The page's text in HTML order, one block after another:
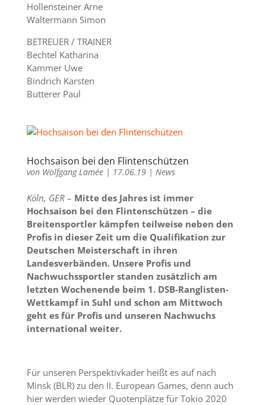
Hollensteiner Arne
Waltermann Simon
BETREUER / TRAINER
Bechtel Katharina
Kammer Uwe
Bindrich Karsten
Butterer Paul
Hochsaison bei den Flintenschützen
von Wolfgang Lamée| 17.06.19| News
Köln, GER– Mitte des Jahres ist immer
Hochsaison bei den Flintenschützen – die
Breitensportler kämpfen teilweise neben den
Profis in dieser Zeit um die Qualifikation zur
Deutschen Meisterschaft in ihren
Landesverbänden. Unsere Profis und
Nachwuchssportler standen zusätzlich am
letzten Wochenende beim 1. DSB-Ranglisten-
Wettkampf in Suhl und schon am Mittwoch
geht es für Profis und unseren Nachwuchs
international weiter.
Für unseren Perspektivkader heißt es auf nach
Minsk (BLR) zu den II. European Games, denn auch
hier werden wieder Quotenplätze für Tokio 2020